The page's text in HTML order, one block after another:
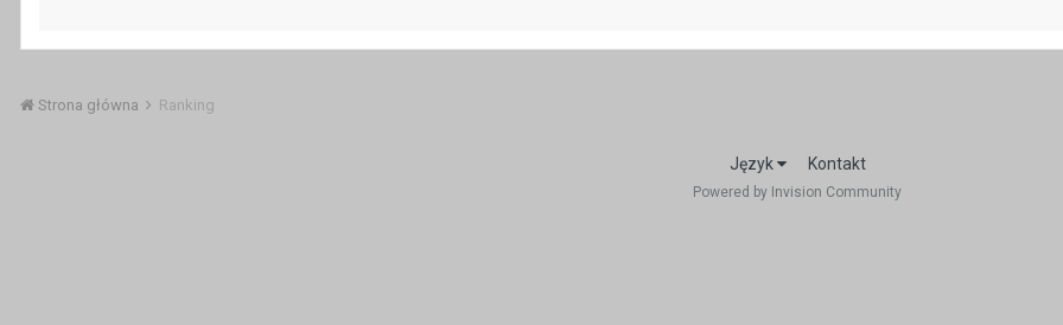
Strona główna Ranking
Język Kontakt
Powered by Invision Community